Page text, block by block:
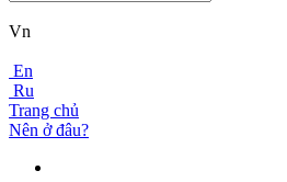
Vn
En
Ru
Trang chủ
Nên ở đâu?